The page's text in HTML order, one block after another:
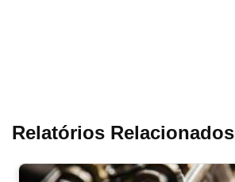
Relatórios Relacionados